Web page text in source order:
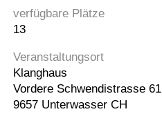
verfügbare Plätze
13
Veranstaltungsort
Klanghaus
Vordere Schwendistrasse 61
9657 Unterwasser CH